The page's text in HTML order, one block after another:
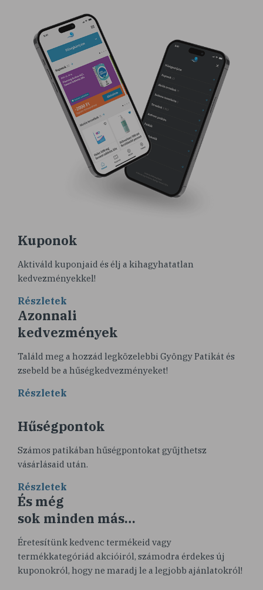
Kuponok
Aktiváld kuponjaid és élj a kihagyhatatlan
kedvezményekkel!
Részletek
Azonnali
kedvezmények
Találd meg a hozzád legközelebbi Gyöngy Patikát és
zsebeld be a hűségkedvezményeket!
Részletek
Hűségpontok
Számos patikában hűségpontokat gyűjthetsz
vásárlásaid után.
Részletek
És még
sok minden más…
Éretesítünk kedvenc termékeid vagy
termékkategóriád akcióiról, számodra érdekes új
kuponokról, hogy ne maradj le a legjobb ajánlatokról!